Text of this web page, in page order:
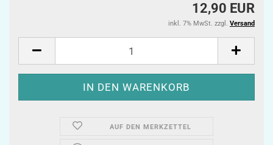
12,90 EUR
inkl. 7% MwSt. zzgl. Versand
AUF DEN MERKZETTEL